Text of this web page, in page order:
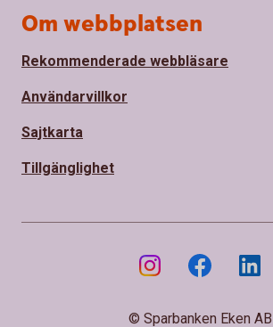
Om webbplatsen
Rekommenderade webbläsare
Användarvillkor
Sajtkarta
Tillgänglighet
© Sparbanken Eken AB